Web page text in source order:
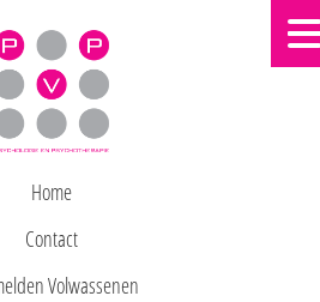
Home
Contact
Volwassenen